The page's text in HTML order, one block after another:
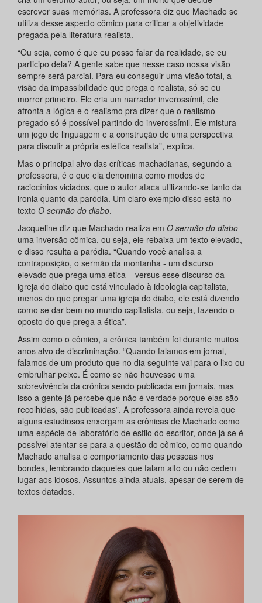
escrever suas memórias. A professora diz que Machado se
utiliza desse aspecto cômico para criticar a objetividade
pregada pela literatura realista.
“Ou seja, como é que eu posso falar da realidade, se eu
participo dela? A gente sabe que nesse caso nossa visão
sempre será parcial. Para eu conseguir uma visão total, a
visão da impassibilidade que prega o realista, só se eu
morrer primeiro. Ele cria um narrador inverossímil, ele
afronta a lógica e o realismo pra dizer que o realismo
pregado só é possível partindo do inverossímil. Ele mistura
um jogo de linguagem e a construção de uma perspectiva
para discutir a própria estética realista”, explica.
Mas o principal alvo das críticas machadianas, segundo a
professora, é o que ela denomina como modos de
raciocínios viciados, que o autor ataca utilizando-se tanto da
ironia quanto da paródia. Um claro exemplo disso está no
texto O sermão do diabo.
Jacqueline diz que Machado realiza em O sermão do diabo
uma inversão cômica, ou seja, ele rebaixa um texto elevado,
e disso resulta a paródia. “Quando você analisa a
contraposição, o sermão da montanha - um discurso
elevado que prega uma ética – versus esse discurso da
igreja do diabo que está vinculado à ideologia capitalista,
menos do que pregar uma igreja do diabo, ele está dizendo
como se dar bem no mundo capitalista, ou seja, fazendo o
oposto do que prega a ética”.
Assim como o cômico, a crônica também foi durante muitos
anos alvo de discriminação. “Quando falamos em jornal,
falamos de um produto que no dia seguinte vai para o lixo ou
embrulhar peixe. É como se não houvesse uma
sobrevivência da crônica sendo publicada em jornais, mas
isso a gente já percebe que não é verdade porque elas são
recolhidas, são publicadas”. A professora ainda revela que
alguns estudiosos enxergam as crônicas de Machado como
uma espécie de laboratório de estilo do escritor, onde já se é
possível atentar-se para a questão do cômico, como quando
Machado analisa o comportamento das pessoas nos
bondes, lembrando daqueles que falam alto ou não cedem
lugar aos idosos. Assuntos ainda atuais, apesar de serem de
textos datados.